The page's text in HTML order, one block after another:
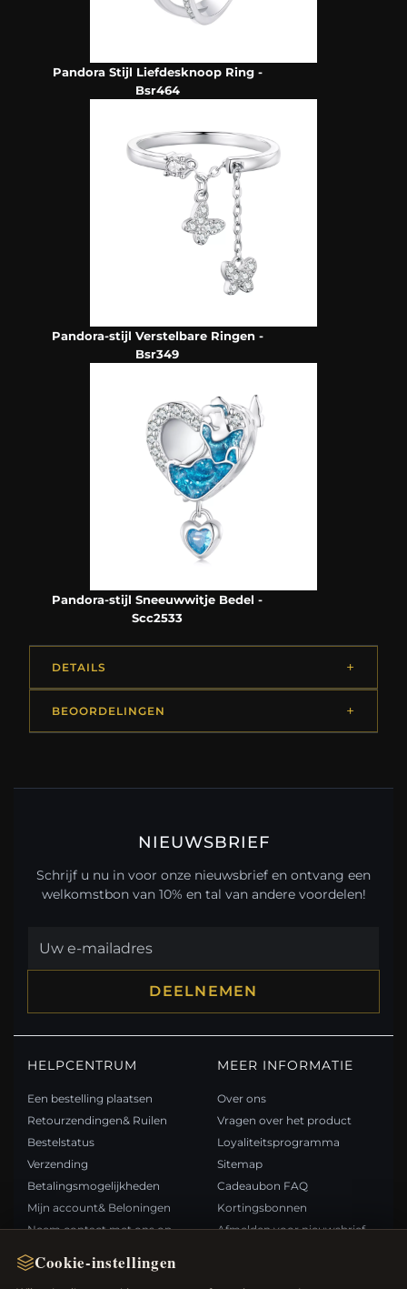
Cookie-instellingen
Pandora Stijl Liefdesknoop Ring -
Bsr464
Pandora-stijl Verstelbare Ringen -
Bsr349
Pandora-stijl Sneeuwwitje Bedel -
Scc2533
DETAILS
BEOORDELINGEN
NIEUWSBRIEF
Schrijf u nu in voor onze nieuwsbrief en ontvang een
welkomstbon van 10% en tal van andere voordelen!
DEELNEMEN
HELPCENTRUM
Een bestelling plaatsen
Retourzendingen& Ruilen
Bestelstatus
Verzending
Betalingsmogelijkheden
Mijn account& Beloningen
Neem contact met ons op
MEER INFORMATIE
Over ons
Vragen over het product
Loyaliteitsprogramma
Sitemap
Cadeaubon FAQ
Kortingsbonnen
Afmelden voor nieuwsbrief